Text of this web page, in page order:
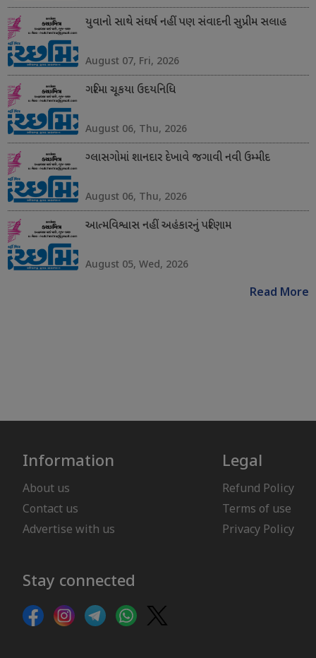
યુવાનો સાથે સંઘર્ષ નહીં પણ સંવાદની સુપ્રીમ સલાહ
August 07, Fri, 2026
ગરિમા ચૂકયા ઉદયનિધિ
August 06, Thu, 2026
ગ્લાસગોમાં શાનદાર દેખાવે જગાવી નવી ઉમ્મીદ
August 06, Thu, 2026
આત્મવિશ્વાસ નહીં અહંકારનું પરિણામ
August 05, Wed, 2026
Read More
Information
About us
Contact us
Advertise with us
Legal
Refund Policy
Terms of use
Privacy Policy
Stay connected